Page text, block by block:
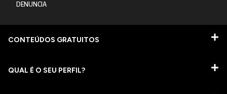
DENUNCIA
CONTEÚDOS GRATUITOS
QUAL É O SEU PERFIL?